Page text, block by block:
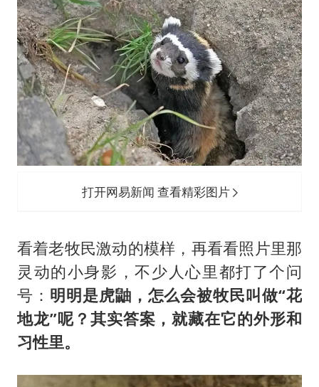
打开网易新闻 查看精彩图片
看着老牧民激动的模样，再看看照片里那
灵动的小身影，不少人心里都打了个问
号： 明明是虎鼬，怎么会被牧民叫做“花
地龙”呢？其实答案，就藏在它的外形和
习性里。